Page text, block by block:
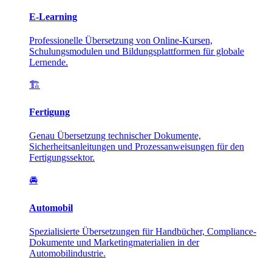
E-Learning
Professionelle Übersetzung von Online-Kursen,
Schulungsmodulen und Bildungsplattformen für globale
Lernende.
🏗️
Fertigung
Genau Übersetzung technischer Dokumente,
Sicherheitsanleitungen und Prozessanweisungen für den
Fertigungssektor.
🚘
Automobil
Spezialisierte Übersetzungen für Handbücher, Compliance-
Dokumente und Marketingmaterialien in der
Automobilindustrie.